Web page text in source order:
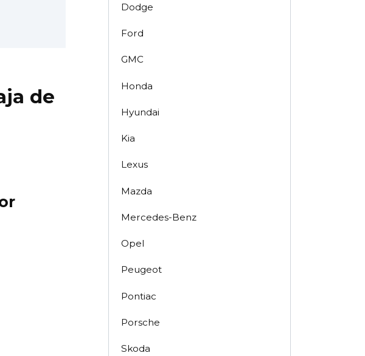
de
Dodge
Ford
GMC
Honda
Hyundai
Kia
Lexus
Mazda
Mercedes-Benz
Opel
Peugeot
Pontiac
Porsche
Skoda